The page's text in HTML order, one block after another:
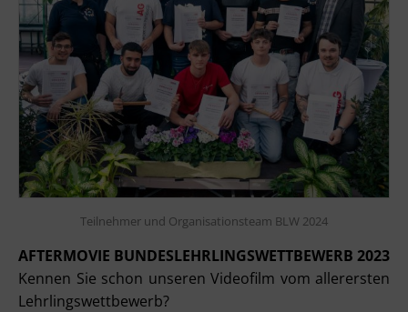
Teilnehmer und Organisationsteam BLW 2024
AFTERMOVIE BUNDESLEHRLINGSWETTBEWERB 2023
Kennen Sie schon unseren Videofilm vom allerersten
Lehrlingswettbewerb?